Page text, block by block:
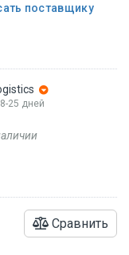
поставщику
25 дней
Сравнить